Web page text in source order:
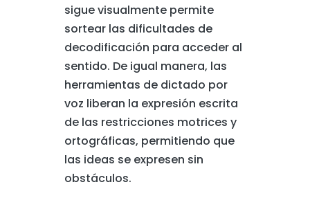
sigue visualmente permite
sortear las dificultades de
decodificación para acceder al
sentido. De igual manera, las
herramientas de dictado por
voz liberan la expresión escrita
de las restricciones motrices y
ortográficas, permitiendo que
las ideas se expresen sin
obstáculos.